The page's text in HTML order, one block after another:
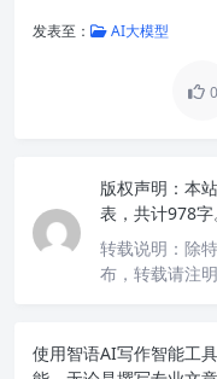
发表至： AI大模型
0
版权声明： 本
表，共计978字
转载说明： 除
布，转载请注明
使用智语AI写作智能工